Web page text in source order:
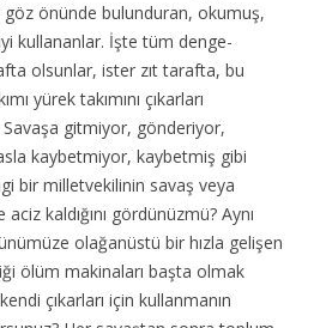
önünde bulunduran, okumuş,
kullananlar. İşte tüm denge-
olsunlar, ister zıt tarafta, bu
yürek takımını çıkarları
gitmiyor, gönderiyor,
kaybetmiyor, kaybetmiş gibi
bir milletvekilinin savaş veya
kaldığını gördünüzmü? Aynı
olağanüstü bir hızla gelişen
ölüm makinaları başta olmak
çıkarları için kullanmanın